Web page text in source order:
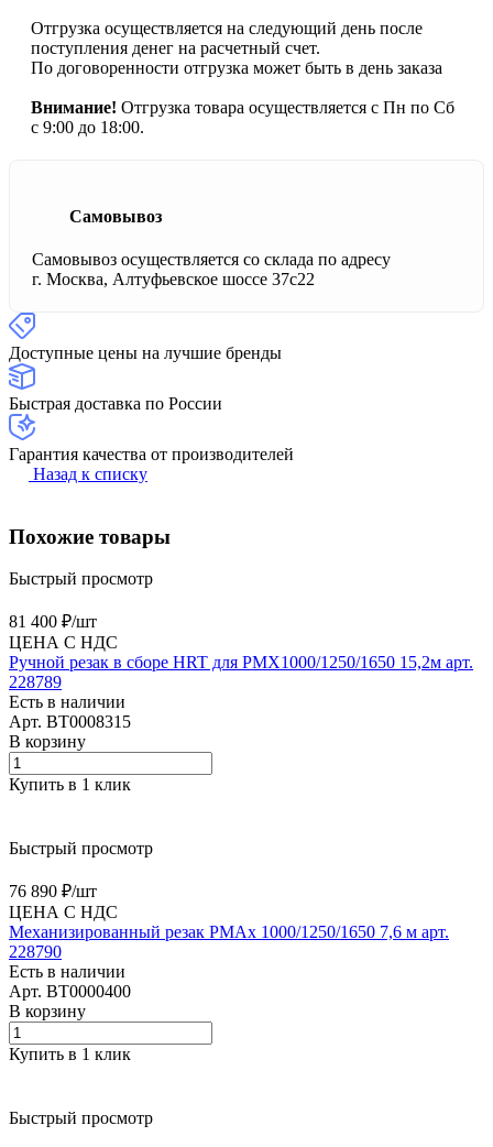
Отгрузка осуществляется на следующий день после
поступления денег на расчетный счет.
По договоренности отгрузка может быть в день заказа
Внимание! Отгрузка товара осуществляется с Пн по Сб
с 9:00 до 18:00.
Самовывоз
Самовывоз осуществляется со склада по адресу
г. Москва, Алтуфьевское шоссе 37с22
Доступные цены на лучшие бренды
Быстрая доставка по России
Гарантия качества от производителей
Назад к списку
Похожие товары
Быстрый просмотр
81 400 ₽/шт
ЦЕНА С НДС
Ручной резак в сборе HRT для PMX1000/1250/1650 15,2м арт.
228789
Есть в наличии
Арт. BT0008315
В корзину
Купить в 1 клик
Быстрый просмотр
76 890 ₽/шт
ЦЕНА С НДС
Механизированный резак PMAx 1000/1250/1650 7,6 м арт.
228790
Есть в наличии
Арт. BT0000400
В корзину
Купить в 1 клик
Быстрый просмотр